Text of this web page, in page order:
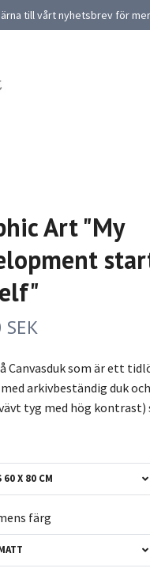
till vårt nyhetsbrev för
Art "My
Canvasduk som är ett
arkivbeständig duk
tyg med hög kontrast)
60 X 80 CM
färg